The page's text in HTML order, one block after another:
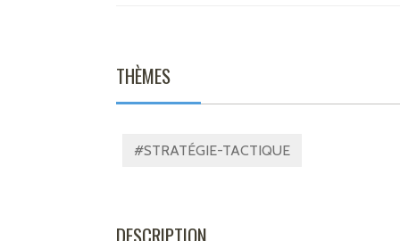
THÈMES
#STRATÉGIE-TACTIQUE
DESCRIPTION